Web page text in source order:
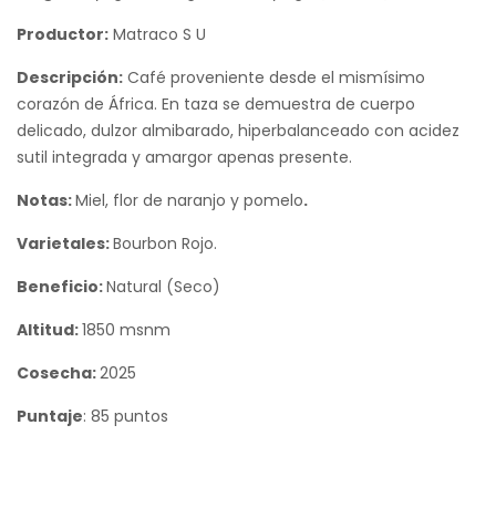
Productor: Matraco S U
Descripción: Café proveniente desde el mismísimo
corazón de África. En taza se demuestra de cuerpo
delicado, dulzor almibarado, hiperbalanceado con acidez
sutil integrada y amargor apenas presente.
Notas:Miel, flor de naranjo y pomelo.
Varietales:Bourbon Rojo.
Beneficio:Natural (Seco)
Altitud:1850 msnm
Cosecha:2025
Puntaje: 85 puntos